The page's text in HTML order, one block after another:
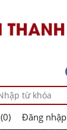
(0) Đăng nhập